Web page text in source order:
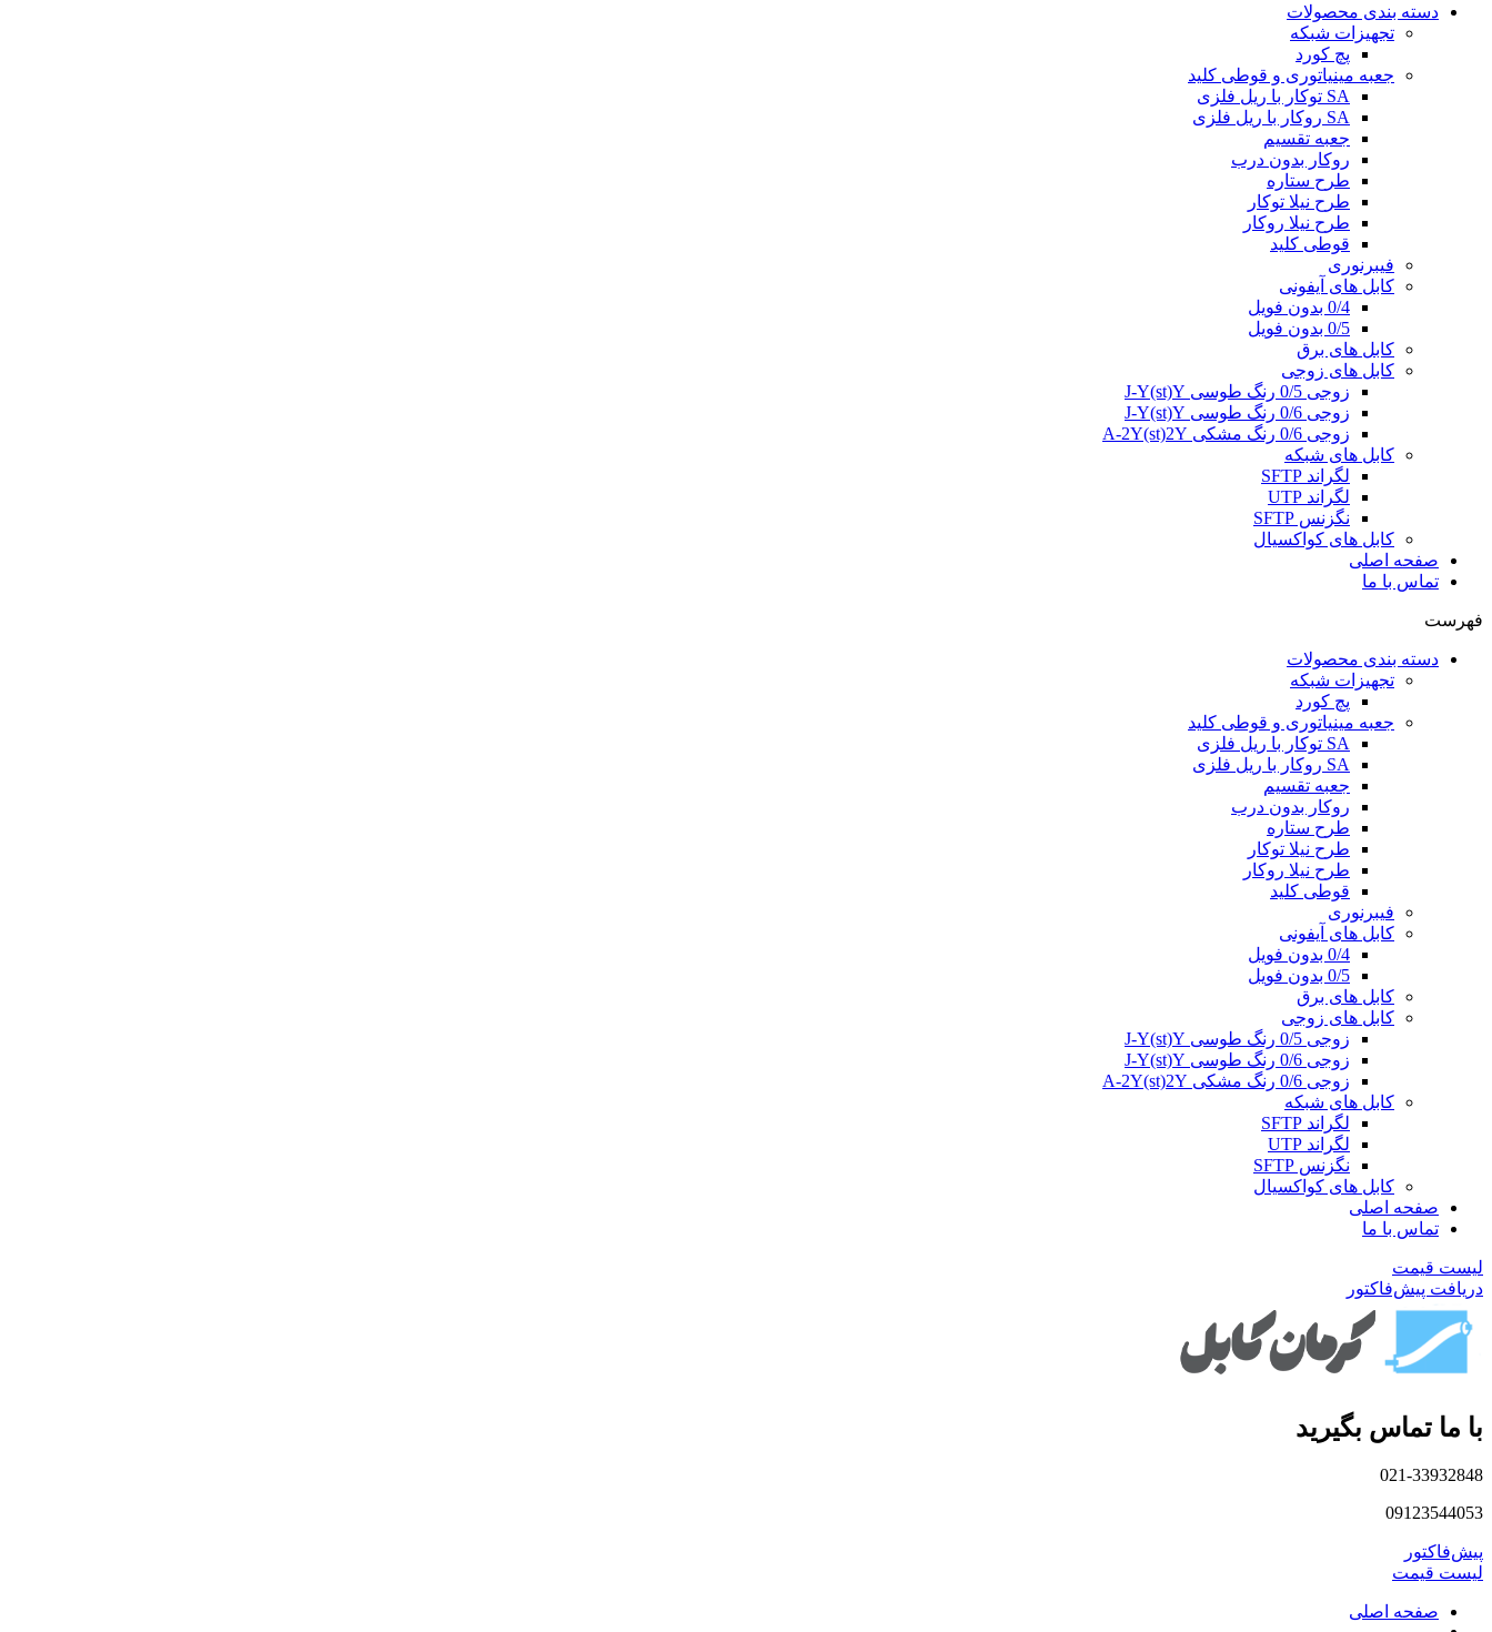
دسته بندی محصولات
تجهیزات شبکه
پچ کورد
جعبه مینیاتوری و قوطی کلید
SA توکار با ریل فلزی
SA روکار با ریل فلزی
جعبه تقسیم
روکار بدون درب
طرح ستاره
طرح نیلا توکار
طرح نیلا روکار
قوطی کلید
فیبرنوری
کابل های آیفونی
0/4 بدون فویل
0/5 بدون فویل
کابل های برق
کابل های زوجی
زوجی 0/5 رنگ طوسی J-Y(st)Y
زوجی 0/6 رنگ طوسی J-Y(st)Y
زوجی 0/6 رنگ مشکی A-2Y(st)2Y
کابل های شبکه
لگراند SFTP
لگراند UTP
نگزنس SFTP
کابل های کواکسیال
صفحه اصلی
تماس با ما
فهرست
دسته بندی محصولات
تجهیزات شبکه
پچ کورد
جعبه مینیاتوری و قوطی کلید
SA توکار با ریل فلزی
SA روکار با ریل فلزی
جعبه تقسیم
روکار بدون درب
طرح ستاره
طرح نیلا توکار
طرح نیلا روکار
قوطی کلید
فیبرنوری
کابل های آیفونی
0/4 بدون فویل
0/5 بدون فویل
کابل های برق
کابل های زوجی
زوجی 0/5 رنگ طوسی J-Y(st)Y
زوجی 0/6 رنگ طوسی J-Y(st)Y
زوجی 0/6 رنگ مشکی A-2Y(st)2Y
کابل های شبکه
لگراند SFTP
لگراند UTP
نگزنس SFTP
کابل های کواکسیال
صفحه اصلی
تماس با ما
لیست قیمت
دریافت پیش‌فاکتور
با ما تماس بگیرید
021-33932848
09123544053
پیش‌فاکتور
لیست قیمت
صفحه اصلی